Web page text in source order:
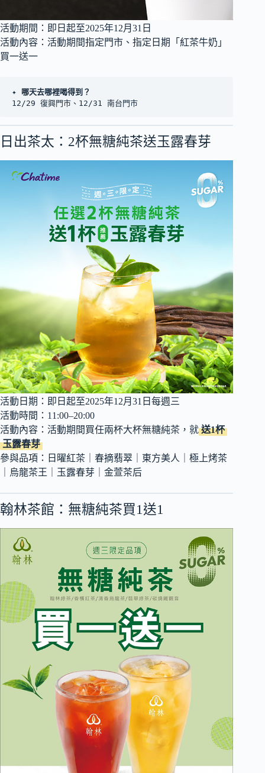
活動期間：即日起至2025年12月31日
活動內容：活動期間指定門市、指定日期「紅茶牛奶」
買一送一
✦ 哪天去哪裡喝得到？
12/29 復興門市、12/31 南台門市
日出茶太：2杯無糖純茶送玉露春芽
活動日期：即日起至2025年12月31日每週三
活動時間：11:00–20:00
活動內容：活動期間買任兩杯大杯無糖純茶，就 送1杯
玉露春芽
參與品項：日曜紅茶｜春摘翡翠｜東方美人｜極上烤茶
｜烏龍茶王｜玉露春芽｜金萱茶后
翰林茶館：無糖純茶買1送1